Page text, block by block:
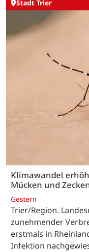
Stadt Trier
Klimawandel
Mücken und
Gestern
Trier/Region.
zunehmender
erstmals in
Infektion